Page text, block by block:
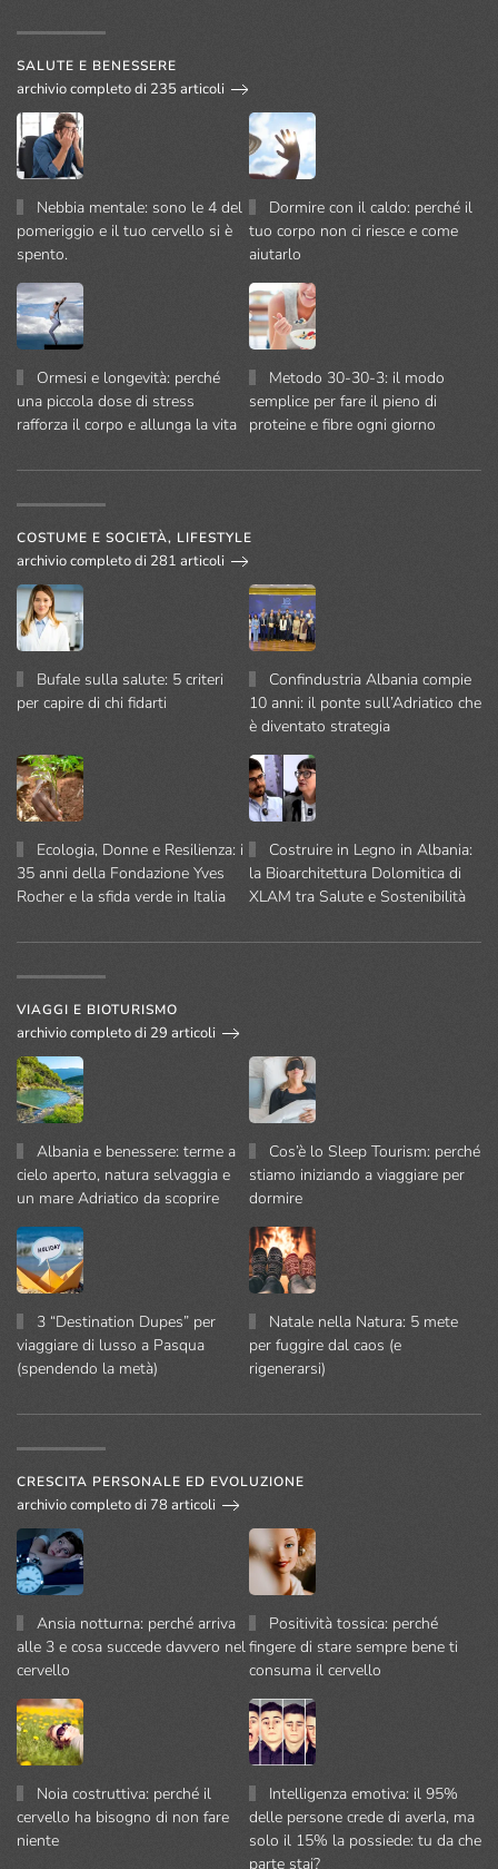
SALUTE E BENESSERE
archivio completo di 235 articoli
Nebbia mentale: sono le 4 del
pomeriggio e il tuo cervello si è
spento.
Dormire con il caldo: perché il
tuo corpo non ci riesce e come
aiutarlo
Ormesi e longevità: perché
una piccola dose di stress
rafforza il corpo e allunga la vita
Metodo 30-30-3: il modo
semplice per fare il pieno di
proteine e fibre ogni giorno
COSTUME E SOCIETÀ, LIFESTYLE
archivio completo di 281 articoli
Bufale sulla salute: 5 criteri
per capire di chi fidarti
Confindustria Albania compie
10 anni: il ponte sull’Adriatico che
è diventato strategia
Ecologia, Donne e Resilienza: i
35 anni della Fondazione Yves
Rocher e la sfida verde in Italia
Costruire in Legno in Albania:
la Bioarchitettura Dolomitica di
XLAM tra Salute e Sostenibilità
VIAGGI E BIOTURISMO
archivio completo di 29 articoli
Albania e benessere: terme a
cielo aperto, natura selvaggia e
un mare Adriatico da scoprire
Cos’è lo Sleep Tourism: perché
stiamo iniziando a viaggiare per
dormire
3 “Destination Dupes” per
viaggiare di lusso a Pasqua
(spendendo la metà)
Natale nella Natura: 5 mete
per fuggire dal caos (e
rigenerarsi)
CRESCITA PERSONALE ED EVOLUZIONE
archivio completo di 78 articoli
Ansia notturna: perché arriva
alle 3 e cosa succede davvero nel
cervello
Positività tossica: perché
fingere di stare sempre bene ti
consuma il cervello
Noia costruttiva: perché il
cervello ha bisogno di non fare
niente
Intelligenza emotiva: il 95%
delle persone crede di averla, ma
solo il 15% la possiede: tu da che
parte stai?